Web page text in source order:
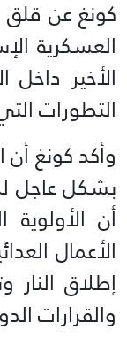
كونغ عن قلق
العسكرية
الأخير داخل
التطورات
وأكد كونغ
بشكل عاجل
أن
الأعمال
والقرارات